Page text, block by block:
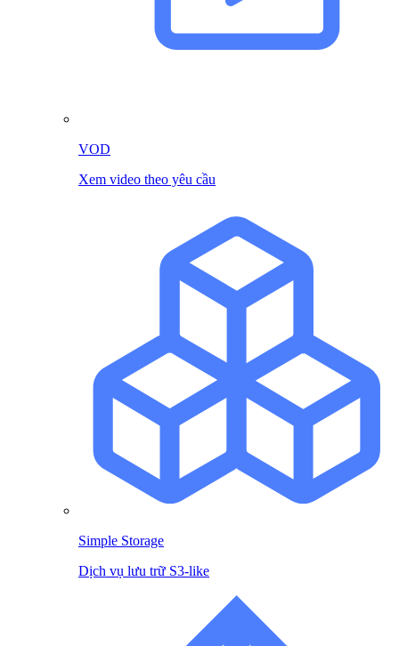
VOD
Xem video theo yêu cầu
Simple Storage
Dịch vụ lưu trữ S3-like